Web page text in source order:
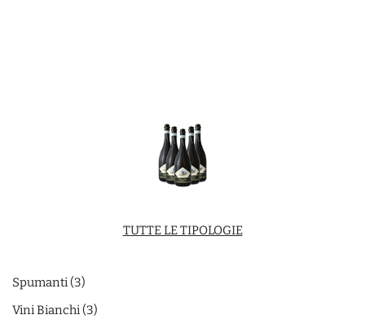
TUTTE LE TIPOLOGIE
Spumanti 3
Vini Bianchi 3